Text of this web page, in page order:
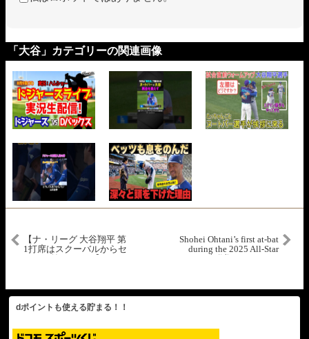
「大谷」カテゴリーの関連画像
【ナ・リーグ 大谷翔平 第
1打席はスクーバルからセ
ゲーム 7.16
Shohei Ohtani’s first at-bat
during the 2025 All-Star
dポイントも使える貯まる！！